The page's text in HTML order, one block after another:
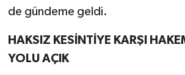
de gündeme geldi.
HAKSIZ KESİNTİYE KARŞI
YOLU AÇIK